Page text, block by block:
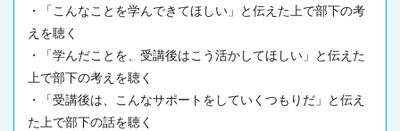
・「こんなことを学んできてほしい」と伝えた上で部下の考
えを聴く
・「学んだことを、受講後はこう活かしてほしい」と伝えた
上で部下の考えを聴く
・「受講後は、こんなサポートをしていくつもりだ」と伝え
た上で部下の話を聴く